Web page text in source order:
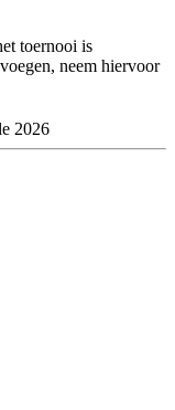
toernooi is
neem hiervoor